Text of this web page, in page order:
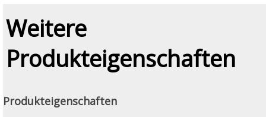
Weitere
Produkteigenschaften
Produkteigenschaften